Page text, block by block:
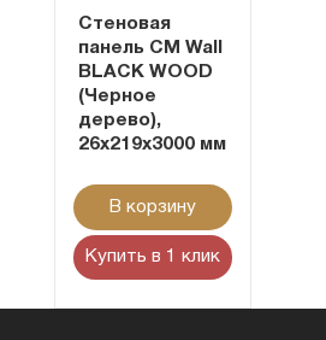
Стеновая
панель CM Wall
BLACK WOOD
(Черное
дерево),
26x219x3000 мм
В корзину
Купить в 1 клик